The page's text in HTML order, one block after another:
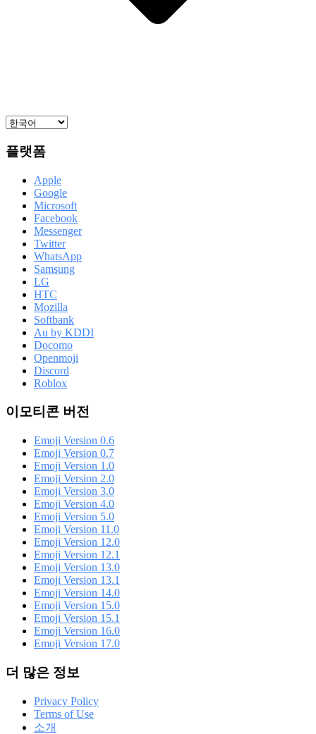
플랫폼
Apple
Google
Microsoft
Facebook
Messenger
Twitter
WhatsApp
Samsung
LG
HTC
Mozilla
Softbank
Au by KDDI
Docomo
Openmoji
Discord
Roblox
이모티콘 버전
Emoji Version 0.6
Emoji Version 0.7
Emoji Version 1.0
Emoji Version 2.0
Emoji Version 3.0
Emoji Version 4.0
Emoji Version 5.0
Emoji Version 11.0
Emoji Version 12.0
Emoji Version 12.1
Emoji Version 13.0
Emoji Version 13.1
Emoji Version 14.0
Emoji Version 15.0
Emoji Version 15.1
Emoji Version 16.0
Emoji Version 17.0
더 많은 정보
Privacy Policy
Terms of Use
소개